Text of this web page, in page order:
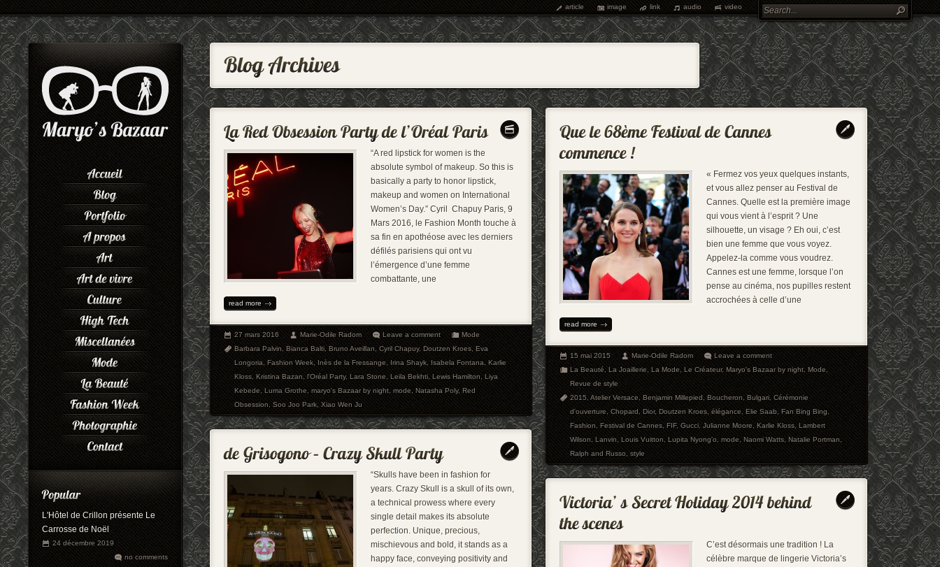
article image link audio video
L'Hôtel de Crillon présente Le
Carrosse de Noël
24 décembre 2019
no comments
“A red lipstick for women is the
absolute symbol of makeup. So this is
basically a party to honor lipstick,
makeup and women on International
Women’s Day.” Cyril Chapuy Paris, 9
Mars 2016, le Fashion Month touche à
sa fin en apothéose avec les derniers
défilés parisiens qui ont vu
l’émergence d’une femme
combattante, une
read more
27 mars 2016 Marie-Odile Radom Leave a comment
Mode
Barbara Palvin,Bianca Balti,Bruno Aveillan,Cyril Chapuy,Doutzen Kroes,Eva
Longoria,Fashion Week,Inès de la Fressange,Irina Shayk,Isabela Fontana,Karlie
Kloss,Kristina Bazan,l'Oréal Party,Lara Stone,Leila Bekhti,Lewis Hamilton,Liya
Kebede,Luma Grothe,maryo's Bazaar by night,mode,Natasha Poly,Red
Obsession,Soo Joo Park,Xiao Wen Ju
« Fermez vos yeux quelques instants,
et vous allez penser au Festival de
Cannes. Quelle est la première image
qui vous vient à l’esprit ? Une
silhouette, un visage ? Eh oui, c’est
bien une femme que vous voyez.
Appelez-la comme vous voudrez.
Cannes est une femme, lorsque l’on
pense au cinéma, nos pupilles restent
accrochées à celle d’une
read more
15 mai 2015 Marie-Odile Radom
Leave a comment
La Beauté,La Joaillerie,La Mode,Le Créateur,Maryo's Bazaar by night,Mode,
Revue de style
2015,Atelier Versace,Benjamin Millepied,Boucheron,Bulgari,Cérémonie
d'ouverture,Chopard,Dior,Doutzen Kroes,élégance,Elie Saab,Fan Bing Bing,
Fashion,Festival de Cannes,FIF,Gucci,Julianne Moore,Karlie Kloss,Lambert
Wilson,Lanvin,Louis Vuitton,Lupita Nyong'o,mode,Naomi Watts,Natalie Portman,
Ralph and Russo,style
“Skulls have been in fashion for
years. Crazy Skull is a skull of its own,
a technical prowess where every
single detail makes its absolute
perfection. Unique, precious,
mischievous and bold, it stands as a
happy face, conveying positivity and
C’est désormais une tradition ! La
célèbre marque de lingerie Victoria’s